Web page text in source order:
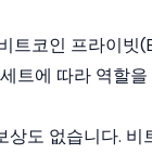
트코인 프라이빗
트에 따라 역할
도 없습니다.